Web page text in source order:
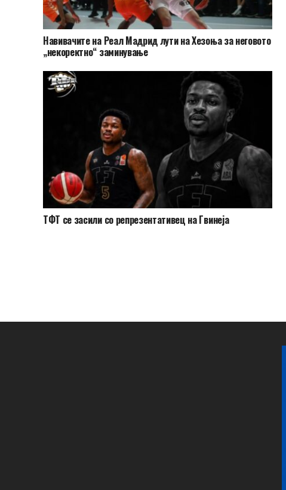
Навивачите на Реал Мадрид лути на Хезоња за неговото
„некоректно“ заминување
ТФТ се засили со репрезентативец на Гвинеја